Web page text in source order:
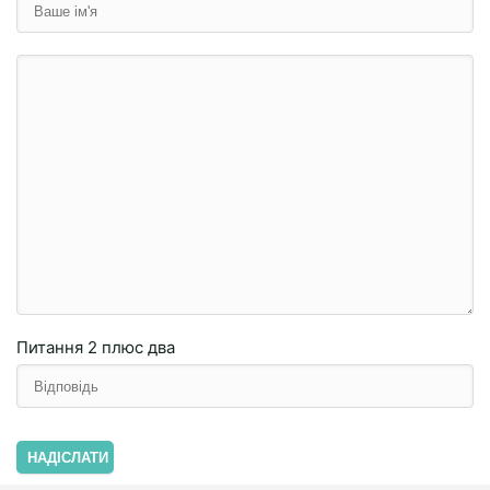
Питання 2 плюc двa
НАДІСЛАТИ